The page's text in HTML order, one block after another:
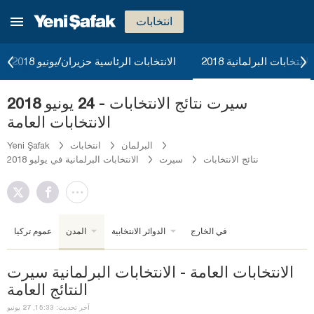
انتخابات
الانتخابات الرئاسية حزيران/يونيو 2018 البرلمانية 2018
سيرت نتائج الانتخابات - 24 يونيو 2018
الانتخابات العامة
Yeni Şafak انتخابات
البرلمان
الانتخابات البرلمانية في يوليو 2018
سيرت نتائج الانتخابات
عموم تركيا المدن الدوائر الانتخابية في الخارج
الانتخابات العامة - الانتخابات البرلمانية سيرت
النتائج العامة
آخر تحديث: 15:33, 27 يونيو